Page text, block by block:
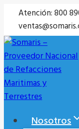
Saltar
contenido
Atención: 800
Nosotros